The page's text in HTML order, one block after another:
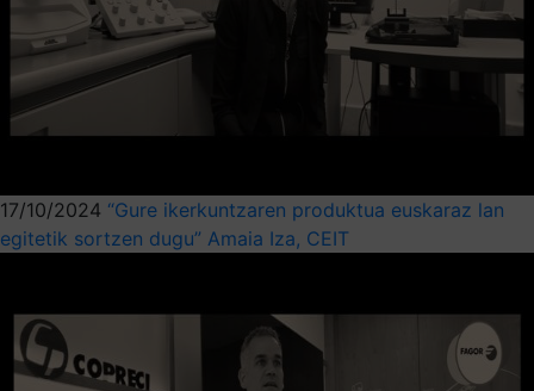
17/10/2024 “Gure ikerkuntzaren produktua euskaraz lan
egitetik sortzen dugu” Amaia Iza, CEIT